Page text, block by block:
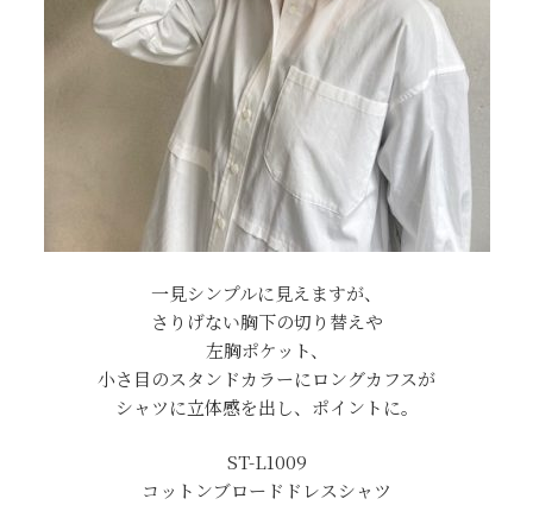
一見シンプルに見えますが、
さりげない胸下の切り替えや
左胸ポケット、
小さ目のスタンドカラーにロングカフスが
シャツに立体感を出し、ポイントに。
ST-L1009
コットンブロードドレスシャツ